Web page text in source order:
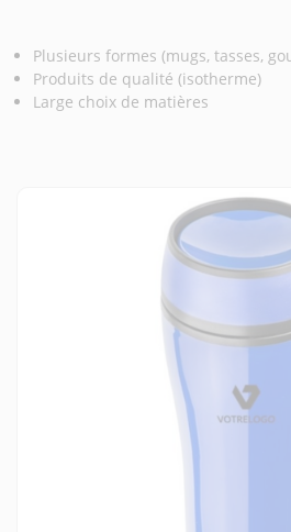
Plusieurs formes (mugs, tasses,
Produits de qualité (isotherme)
Large choix de matières